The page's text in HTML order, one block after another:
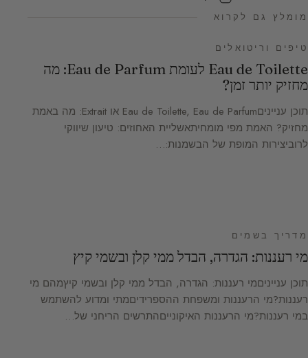
מומלץ גם לקרוא
טיפים וריטואלים
Eau de Toilette לעומת Eau de Parfum: מה
מחזיק יותר זמן?
תוכן ענייניםEau de Toilette, Eau de Parfum או Extrait: מה באמת
מחזיק? האמת מפי מומחיתאשליית האחוזים: טיעון שיווקי
לרוביצירות המופת של הבשמנות:…
מדריך בשמים
מי רעננות: הגדרה, הבדל ממי קלן ובשמי קיץ
תוכן ענייניםמי רעננות: הגדרה, הבדל ממי קלן ובשמי קיץמהם מי
רעננות?מי הרעננות ומשפחת ההספרידיםמתי ומדוע להשתמש
במי רעננות?מי הרעננות האיקונייםהתרשים הריחני של…